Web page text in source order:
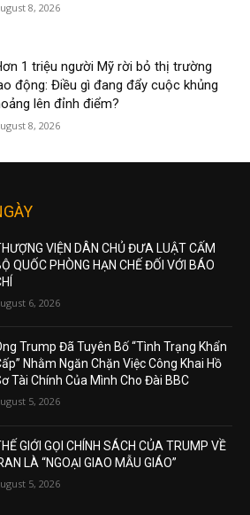
8, 2026
1 triệu người Mỹ rời bỏ thị trường
động: Điều gì đang đẩy cuộc khủng
lên đỉnh điểm?
8, 2026
VIỆN DÂN CHỦ ĐƯA LUẬT CẤM
QUỐC PHÒNG HẠN CHẾ ĐỐI VỚI BÁO
6, 2026
Trump Đã Tuyên Bố “Tình Trạng Khẩn
Nhằm Ngăn Chặn Việc Công Khai Hồ
Tài Chính Của Mình Cho Đài BBC
5, 2026
GIỚI GỌI CHÍNH SÁCH CỦA TRUMP VỀ
LÀ “NGOẠI GIAO MẪU GIÁO”
5, 2026